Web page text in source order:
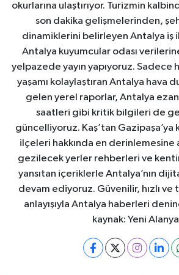
okurlarına ulaştırıyor. Turizmin
son dakika gelişmelerinden,
dinamiklerini belirleyen Antalya iş
Antalya kuyumcular odası
yelpazede yayın yapıyoruz. Sadece
yaşamı kolaylaştıran Antalya hava
gelen yerel raporlar, Antalya
saatleri gibi kritik bilgileri de
güncelliyoruz. Kaş’tan
ilçeleri hakkında en derinlemesine
gezilecek yerler rehberleri ve
yansıtan içeriklerle Antalya’nın
devam ediyoruz. Güvenilir, hızlı ve
anlayışıyla Antalya haberleri
kaynak: Yeni